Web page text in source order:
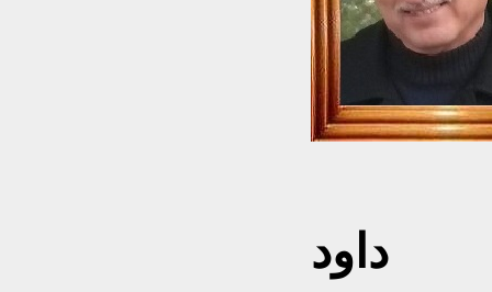
داود